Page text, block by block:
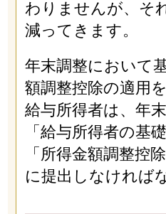
わりませんが、そ
減ってきます。
年末調整において
額調整控除の適用
給与所得者は、年
「給与所得者の基
「所得金額調整控
に提出しなければ